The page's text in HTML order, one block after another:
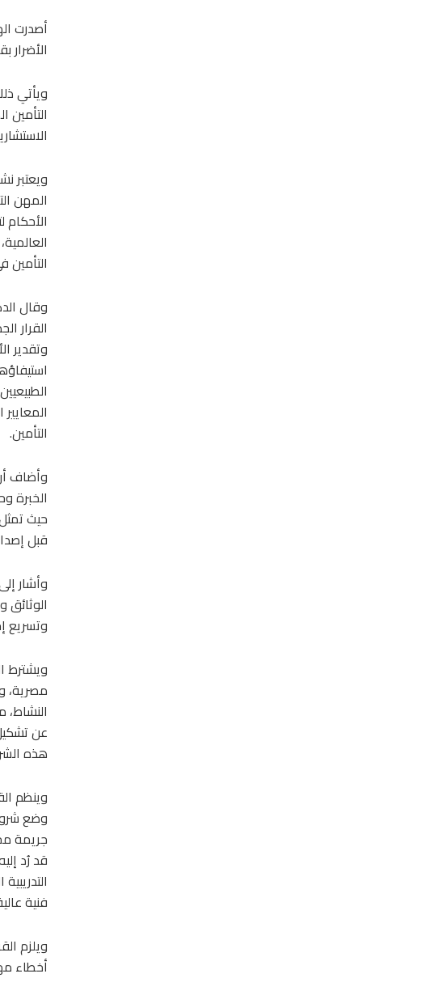
أصدرت
الأضرار
ويأتي
ويعتبر
المهن
وقال
القرار
وتقدير
التأمين.
وأضاف
الخبرة
حيث
قبل
وأشار
وتسريع
ويشترط
عن
هذه
وضع
جريمة
قد رُد
فنية
ويلزم
أخطاء